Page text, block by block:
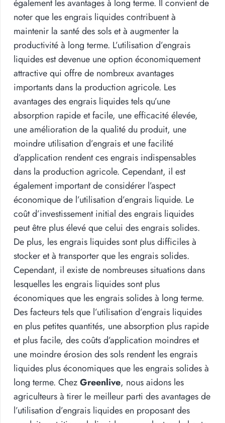
également les avantages à long terme. Il convient de
noter que les engrais liquides contribuent à
maintenir la santé des sols et à augmenter la
productivité à long terme. L’utilisation d’engrais
liquides est devenue une option économiquement
attractive qui offre de nombreux avantages
importants dans la production agricole. Les
avantages des engrais liquides tels qu’une
absorption rapide et facile, une efficacité élevée,
une amélioration de la qualité du produit, une
moindre utilisation d’engrais et une facilité
d’application rendent ces engrais indispensables
dans la production agricole. Cependant, il est
également important de considérer l’aspect
économique de l’utilisation d’engrais liquide. Le
coût d’investissement initial des engrais liquides
peut être plus élevé que celui des engrais solides.
De plus, les engrais liquides sont plus difficiles à
stocker et à transporter que les engrais solides.
Cependant, il existe de nombreuses situations dans
lesquelles les engrais liquides sont plus
économiques que les engrais solides à long terme.
Des facteurs tels que l’utilisation d’engrais liquides
en plus petites quantités, une absorption plus rapide
et plus facile, des coûts d’application moindres et
une moindre érosion des sols rendent les engrais
liquides plus économiques que les engrais solides à
long terme. ChezGreenlive, nous aidons les
agriculteurs à tirer le meilleur parti des avantages de
l’utilisation d’engrais liquides en proposant des